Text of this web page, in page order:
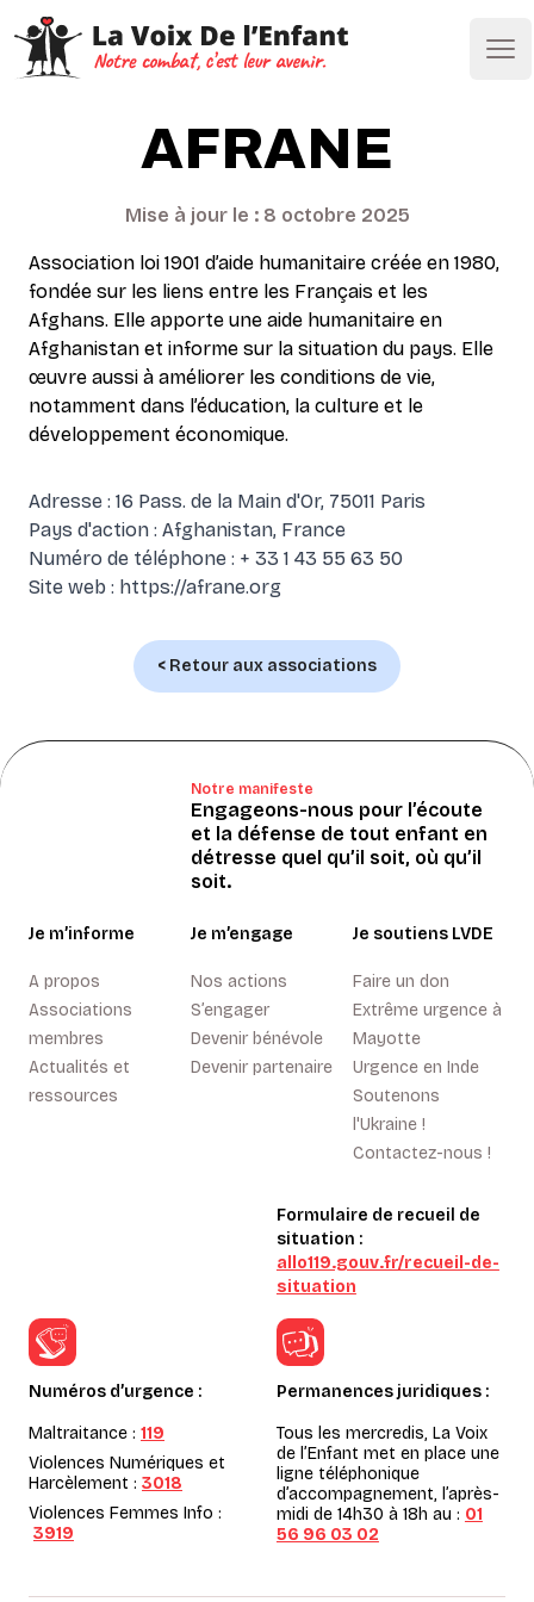
AFRANE
Mise à jour le : 8 octobre 2025
Association loi 1901 d’aide humanitaire créée en 1980,
fondée sur les liens entre les Français et les
Afghans. Elle apporte une aide humanitaire en
Afghanistan et informe sur la situation du pays. Elle
œuvre aussi à améliorer les conditions de vie,
notamment dans l’éducation, la culture et le
développement économique.
Adresse : 16 Pass. de la Main d'Or, 75011 Paris
Pays d'action : Afghanistan, France
Numéro de téléphone : + 33 1 43 55 63 50
Site web : https://afrane.org
< Retour aux associations
Notre manifeste
Engageons-nous pour l’écoute
et la défense de tout enfant en
détresse quel qu’il soit, où qu’il
soit.
Je m’informe
A propos
Associations
membres
Actualités et
ressources
Je m’engage
Nos actions
S’engager
Devenir bénévole
Devenir partenaire
Je soutiens LVDE
Faire un don
Extrême urgence à
Mayotte
Urgence en Inde
Soutenons
l'Ukraine !
Contactez-nous !
Formulaire de recueil de
situation :
allo119.gouv.fr/recueil-de-
situation
Numéros d’urgence :
Maltraitance : 119
Violences Numériques et
Harcèlement : 3018
Violences Femmes Info :
3919
Permanences juridiques :
Tous les mercredis, La Voix
de l’Enfant met en place une
ligne téléphonique
d’accompagnement, l’après-
midi de 14h30 à 18h au : 01
56 96 03 02